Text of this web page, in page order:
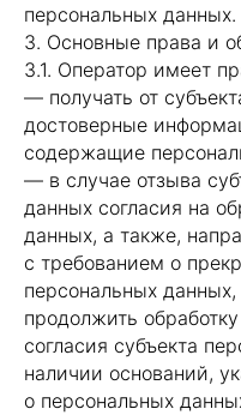
персональных данных.
3. Основные права и
3.1. Оператор имеет
— получать от
достоверные
содержащие
— в случае отзыва
данных согласия на
данных, а также,
с требованием о
персональных
продолжить
согласия субъекта
наличии оснований,
о персональных